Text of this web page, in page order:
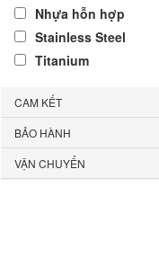
Nhựa hỗn hợp
Stainless Steel
Titanium
CAM KẾT
BẢO HÀNH
VẬN CHUYỂN